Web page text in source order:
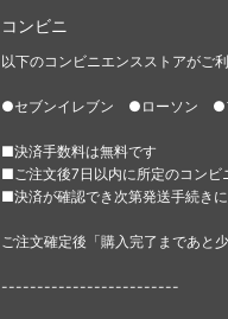
コンビニ
以下のコンビニエンスストアがご
●セブンイレブン ●ローソン ●
■決済手数料は無料です
■ご注文後7日以内に所定のコンビ
■決済が確認でき次第発送手続き
ご注文確定後「購入完了まであと
-------------------------